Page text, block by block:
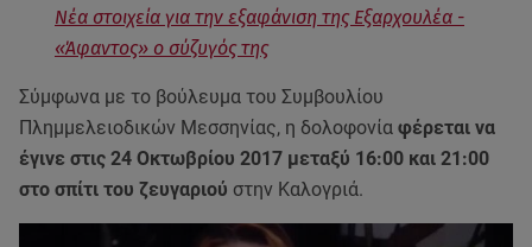
Νέα στοιχεία για την εξαφάνιση της Εξαρχουλέα -
«Άφαντος» ο σύζυγός της
Σύμφωνα με το βούλευμα του Συμβουλίου
Πλημμελειοδικών Μεσσηνίας, η δολοφονία φέρεται να
έγινε στις 24 Οκτωβρίου 2017 μεταξύ 16:00 και 21:00
στο σπίτι του ζευγαριού στην Καλογριά.